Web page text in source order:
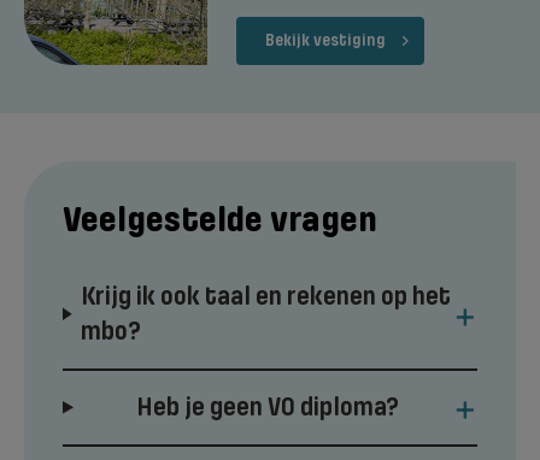
Bekijk vestiging
Veelgestelde vragen
Krijg ik ook taal en rekenen op het
mbo?
+
Heb je geen VO diploma? +